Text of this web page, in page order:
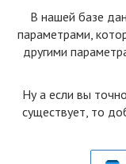
В нашей базе
параметрами,
другими
Ну а если вы
существует, то